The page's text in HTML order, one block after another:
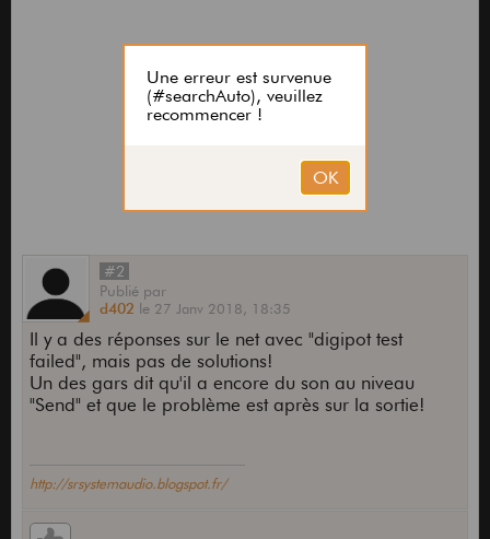
#2
Publié par
d402 le 27 Janv 2018, 18:35
Il y a des réponses sur le net avec "digipot test
failed", mais pas de solutions!
Un des gars dit qu'il a encore du son au niveau
"Send" et que le problème est après sur la sortie!
http://srsystemaudio.blogspot.fr/